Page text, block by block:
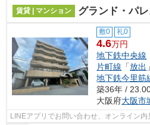
賃貸 | マンション グランド・パ
敷0 礼0
4.6万円
地下鉄中央線
片町線 「放出
地下鉄今里筋
築36年 /
大阪府大阪市
LINEアプリでお問い合わせ、オンライン内